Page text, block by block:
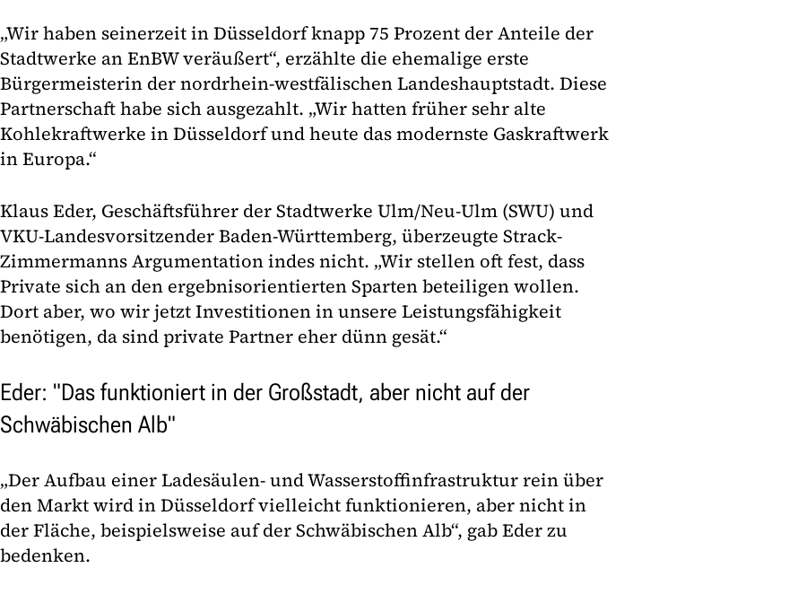
„Wir haben seinerzeit in Düsseldorf knapp 75 Prozent der Anteile der
Stadtwerke an EnBW veräußert“, erzählte die ehemalige erste
Bürgermeisterin der nordrhein-westfälischen Landeshauptstadt. Diese
Partnerschaft habe sich ausgezahlt. „Wir hatten früher sehr alte
Kohlekraftwerke in Düsseldorf und heute das modernste Gaskraftwerk
in Europa.“
Klaus Eder, Geschäftsführer der Stadtwerke Ulm/Neu-Ulm (SWU) und
VKU-Landesvorsitzender Baden-Württemberg, überzeugte Strack-
Zimmermanns Argumentation indes nicht. „Wir stellen oft fest, dass
Private sich an den ergebnisorientierten Sparten beteiligen wollen.
Dort aber, wo wir jetzt Investitionen in unsere Leistungsfähigkeit
benötigen, da sind private Partner eher dünn gesät.“
Eder: "Das funktioniert in der Großstadt, aber nicht auf der
Schwäbischen Alb"
„Der Aufbau einer Ladesäulen- und Wasserstoffinfrastruktur rein über
den Markt wird in Düsseldorf vielleicht funktionieren, aber nicht in
der Fläche, beispielsweise auf der Schwäbischen Alb“, gab Eder zu
bedenken.